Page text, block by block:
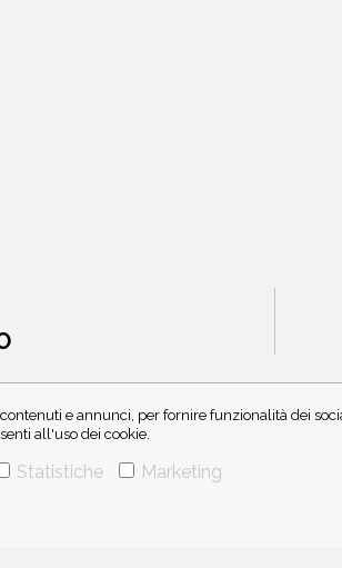
e annunci, per fornire funzionalità dei
all'uso dei cookie.
Statistiche Marketing